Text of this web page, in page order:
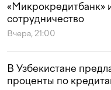
«Микрокредитбанк»
сотрудничество
Вчера, 21:00
В Узбекистане
проценты по